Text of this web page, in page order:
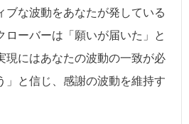
ブな波動をあなたが発している
ローバーは「願いが届いた」と
現にはあなたの波動の一致が必
」と信じ、感謝の波動を維持す